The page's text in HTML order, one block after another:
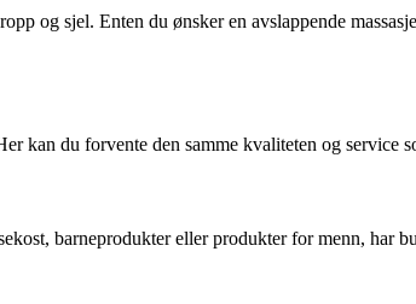
og sjel. Enten du ønsker en avslappende
kan du forvente den samme kvaliteten og service
barneprodukter eller produkter for menn, har